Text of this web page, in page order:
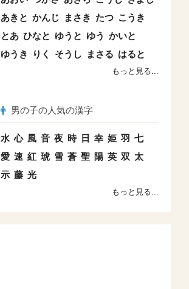
あきと かんじ まさき たつ こうき
とあ ひなと ゆうと ゆう かいと
ゆうき
りく そうし まさる はると
もっと見る...
男の子の人気の漢字
水 心 風 音 夜 時 日 幸 姫 羽 七
愛 速 紅 琥 雪 蒼 聖 陽 英 双 太
示 藤 光
もっと見る...